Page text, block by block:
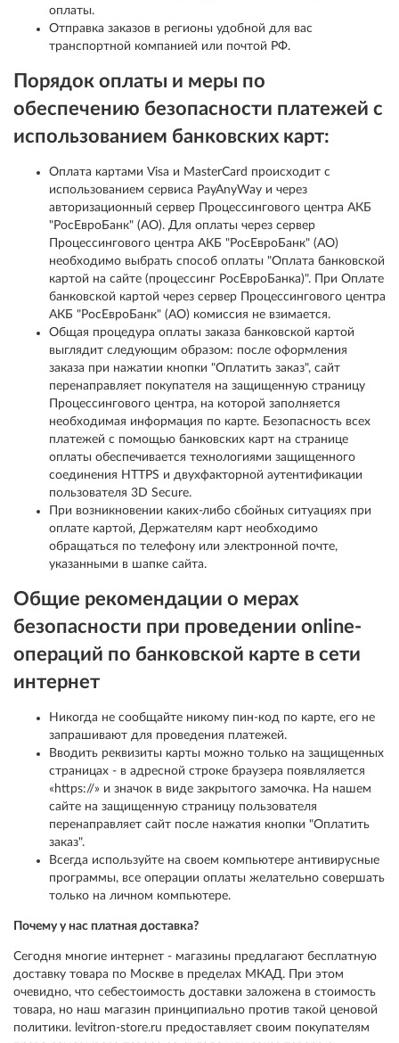
оплаты.
Отправка заказов в регионы удобной для вас
транспортной компанией или почтой РФ.
Порядок оплаты и меры по
обеспечению безопасности платежей с
использованием банковских карт:
Оплата картами Visa и MasterCard происходит с
использованием сервиса PayAnyWay и через
авторизационный сервер Процессингового центра АКБ
"РосЕвроБанк" (АО). Для оплаты через сервер
Процессингового центра АКБ "РосЕвроБанк" (АО)
необходимо выбрать способ оплаты "Оплата банковской
картой на сайте (процессинг РосЕвроБанка)". При Оплате
банковской картой через сервер Процессингового центра
АКБ "РосЕвроБанк" (АО) комиссия не взимается.
Общая процедура оплаты заказа банковской картой
выглядит следующим образом: после оформления
заказа при нажатии кнопки "Оплатить заказ", сайт
перенаправляет покупателя на защищенную страницу
Процессингового центра, на которой заполняется
необходимая информация по карте. Безопасность всех
платежей с помощью банковских карт на странице
оплаты обеспечивается технологиями защищенного
соединения HTTPS и двухфакторной аутентификации
пользователя 3D Secure.
При возникновении каких-либо сбойных ситуациях при
оплате картой, Держателям карт необходимо
обращаться по телефону или электронной почте,
указанными в шапке сайта.
Общие рекомендации о мерах
безопасности при проведении online-
операций по банковской карте в сети
интернет
Никогда не сообщайте никому пин-код по карте, его не
запрашивают для проведения платежей.
Вводить реквизиты карты можно только на защищенных
страницах - в адресной строке браузера появляляется
«https://» и значок в виде закрытого замочка. На нашем
сайте на защищенную страницу пользователя
перенаправляет сайт после нажатия кнопки "Оплатить
заказ".
Всегда используйте на своем компьютере антивирусные
программы, все операции оплаты желательно совершать
только на личном компьютере.
Почему у нас платная доставка?
Сегодня многие интернет - магазины предлагают бесплатную
доставку товара по Москве в пределах МКАД. При этом
очевидно, что себестоимость доставки заложена в стоимость
товара, но наш магазин принципиально против такой ценовой
политики. levitron-store.ru предоставляет своим покупателям